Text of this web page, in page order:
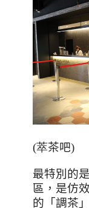
(萃茶吧)
最特別的
區，是仿
的「調茶